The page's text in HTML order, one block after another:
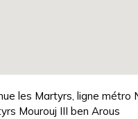
les Martyrs, ligne métro
Mourouj III ben Arous